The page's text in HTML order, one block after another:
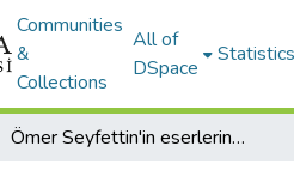
Communities
&
Collections
All of
DSpace
Statistics
Ömer Seyfettin'in eserlerinde sosyal ve siyasi meseleler